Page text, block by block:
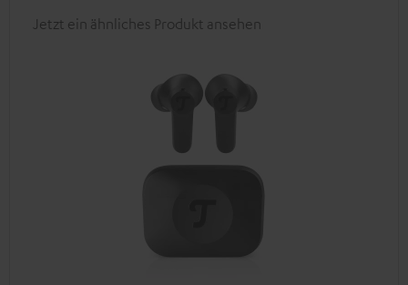
Jetzt ein ähnliches Produkt ansehen